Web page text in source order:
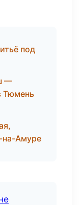
под
—
Тюмень
на-Амуре